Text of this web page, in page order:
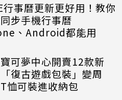
行事曆更新更好用！教你
步手機行事曆
、Android都能用
可夢中心開賣12款新
復古遊戲包裝」變周
恤可裝進收納包